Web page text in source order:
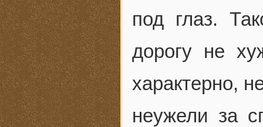
под глаз.
дорогу не
характерно,
неужели за